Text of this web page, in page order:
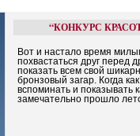
“КОНКУРС
Вот и настало время
похвастаться друг перед
показать всем свой
бронзовый загар. Когда
вспоминать и показывать
замечательно прошло